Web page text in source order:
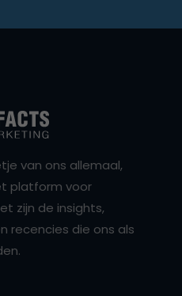
van ons allemaal,
platform voor
zijn de insights,
recencies die ons als